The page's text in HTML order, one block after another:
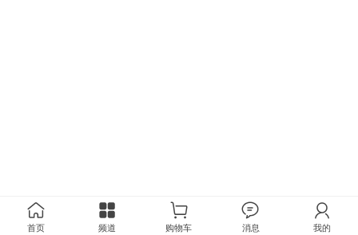
首页 频道 购物车 消息 我的